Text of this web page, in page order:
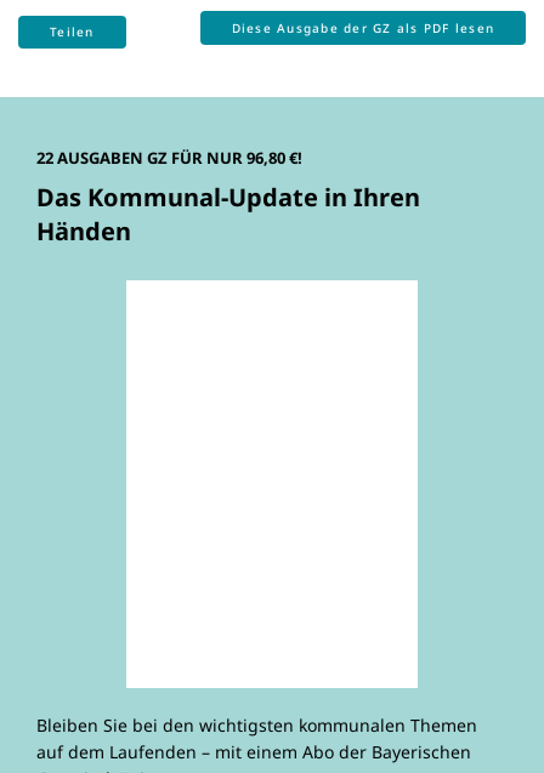
Teilen Diese Ausgabe der GZ als PDF lesen
22 AUSGABEN GZ FÜR NUR 96,80 €!
Das Kommunal-Update in Ihren
Händen
Bleiben Sie bei den wichtigsten kommunalen Themen
auf dem Laufenden – mit einem Abo der Bayerischen